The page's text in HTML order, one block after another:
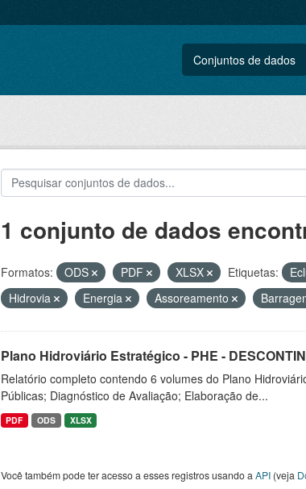
Conjuntos de dados
1 conjunto de dados
Formatos: ODS PDF XLSX Etiquetas:
Hidrovia
Energia Assoreamento
Plano Hidroviário Estratégico - PHE -
Relatório completo contendo 6 volumes do Plano
Públicas; Diagnóstico de Avaliação; Elaboração de...
PDF ODS XLSX
Você também pode ter acesso a esses registros usando a API(veja